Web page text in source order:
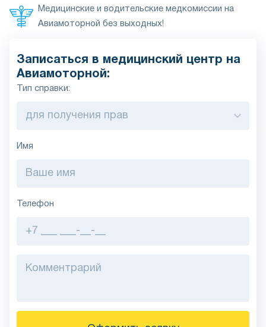
Медицинские и водительские медкомиссии на
Авиамоторной без выходных!
Записаться в медицинский центр на
Авиамоторной:
Тип справки:
Имя
Телефон